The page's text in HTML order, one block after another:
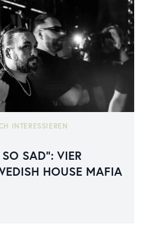
INTERESSIEREN
SAD“: VIER
HOUSE MAFIA